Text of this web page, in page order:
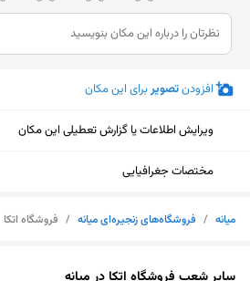
افزودنتصویربرای این مکان
ویرایش اطلاعات یا گزارش تعطیلی این مکان
مختصات جغرافیایی
میانه / فروشگاه‌های زنجیره‌ای میانه / فروشگاه اتکا